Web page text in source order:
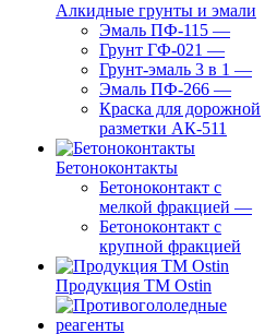
Алкидные грунты и эмали
Эмаль ПФ-115 —
Грунт ГФ-021 —
Грунт-эмаль 3 в 1 —
Эмаль ПФ-266 —
Краска для дорожной
разметки АК-511
Бетоноконтакты
Бетоноконтакт с
мелкой фракцией —
Бетоноконтакт с
крупной фракцией
Продукция ТМ Ostin